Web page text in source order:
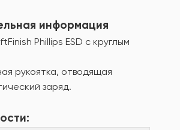
информация
Phillips ESD с круглым
рукоятка, отводящая
заряд.